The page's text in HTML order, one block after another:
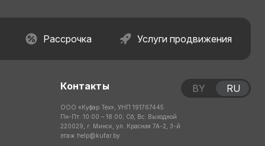
Рассрочка Услуги продвижения
Контакты
ООО «Куфар Тех», УНП 191767445
Пн-Пт: 10:00 – 18:00; Сб, Вс: Выходной
220029, г. Минск, ул. Красная 7А-2, 3-й
этаж help@kufar.by
BY RU